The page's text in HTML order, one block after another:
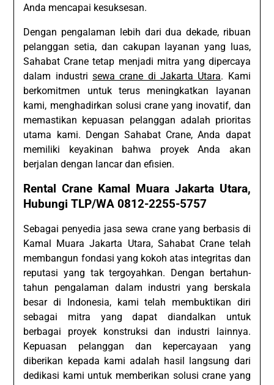
Anda mencapai kesuksesan.
Dengan pengalaman lebih dari dua dekade, ribuan
pelanggan setia, dan cakupan layanan yang luas,
Sahabat Crane tetap menjadi mitra yang dipercaya
dalam industrisewa crane di Jakarta Utara. Kami
berkomitmen untuk terus meningkatkan layanan
kami, menghadirkan solusi crane yang inovatif, dan
memastikan kepuasan pelanggan adalah prioritas
utama kami. Dengan Sahabat Crane, Anda dapat
memiliki keyakinan bahwa proyek Anda akan
berjalan dengan lancar dan efisien.
Rental Crane Kamal Muara Jakarta Utara,
Hubungi TLP/WA 0812-2255-5757
Sebagai penyedia jasa sewa crane yang berbasis di
Kamal Muara Jakarta Utara, Sahabat Crane telah
membangun fondasi yang kokoh atas integritas dan
reputasi yang tak tergoyahkan. Dengan bertahun-
tahun pengalaman dalam industri yang berskala
besar di Indonesia, kami telah membuktikan diri
sebagai mitra yang dapat diandalkan untuk
berbagai proyek konstruksi dan industri lainnya.
Kepuasan pelanggan dan kepercayaan yang
diberikan kepada kami adalah hasil langsung dari
dedikasi kami untuk memberikan solusi crane yang